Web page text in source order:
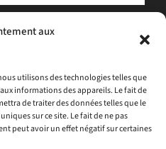
aux
utilisons des technologies telles que
informations des appareils. Le fait de
de traiter des données telles que le
sur ce site. Le fait de ne pas
peut avoir un effet négatif sur certaines
utilisée pour vous envoyer
sur les activités d'ATLAS.